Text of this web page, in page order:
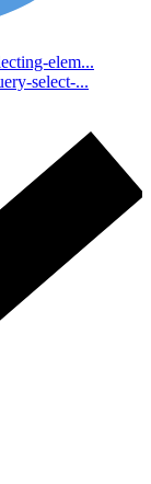
elem...
select-...